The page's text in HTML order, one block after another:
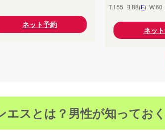
ネット予約
T.155 B.88(F) W.60
ネッ
エスとは？男性が知ってお